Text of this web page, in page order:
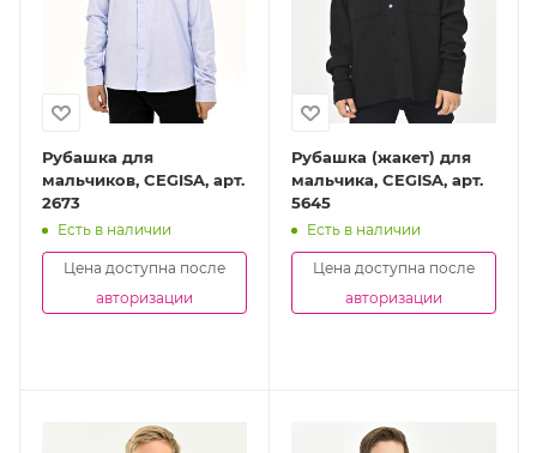
Рубашка для
мальчиков, CEGISA, арт.
2673
Есть в наличии
Цена доступна после
авторизации
Рубашка (жакет) для
мальчика, CEGISA, арт.
5645
Есть в наличии
Цена доступна после
авторизации